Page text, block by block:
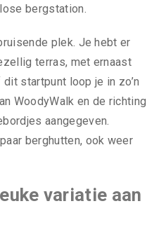
bergstation.
plek. Je hebt er
terras, met ernaast
startpunt loop je in zo’n
WoodyWalk en de richting
aangegeven.
berghutten, ook weer
variatie aan